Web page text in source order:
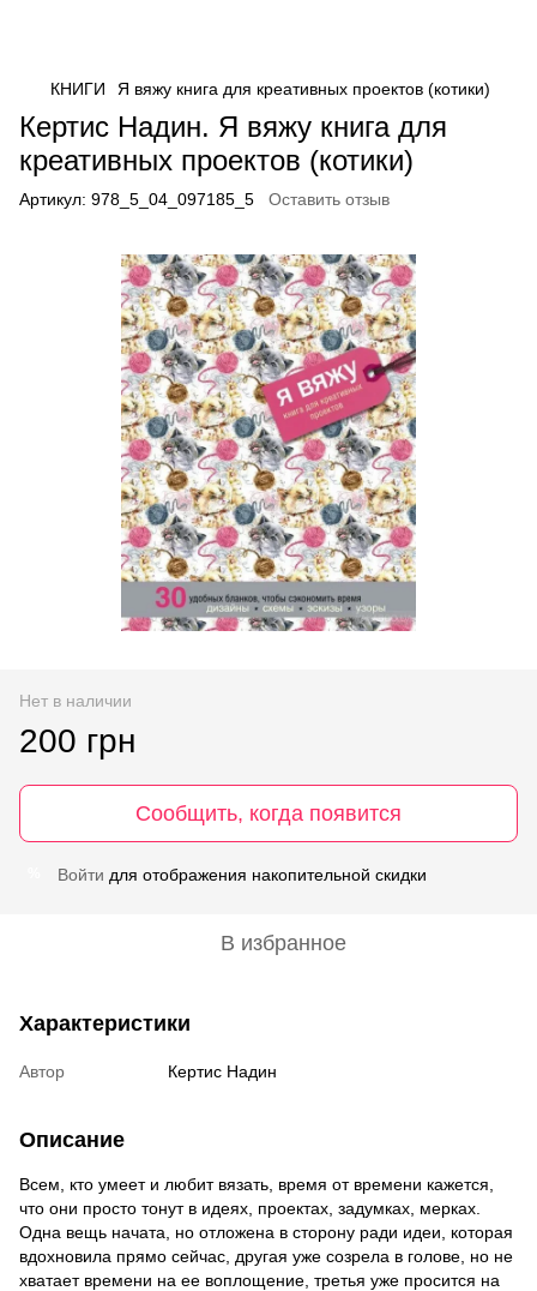
КНИГИ Я вяжу книга для креативных проектов (котики)
Кертис Надин. Я вяжу книга для
креативных проектов (котики)
Артикул: 978_5_04_097185_5 Оставить отзыв
Нет в наличии
200 грн
Сообщить, когда появится
Войти для отображения накопительной скидки
В избранное
Характеристики
Автор Кертис Надин
Описание
Всем, кто умеет и любит вязать, время от времени кажется,
что они просто тонут в идеях, проектах, задумках, мерках.
Одна вещь начата, но отложена в сторону ради идеи, которая
вдохновила прямо сейчас, другая уже созрела в голове, но не
хватает времени на ее воплощение, третья уже просится на